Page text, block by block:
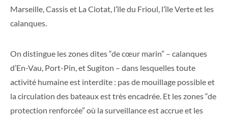
Marseille, Cassis et La Ciotat, l’île du Frioul, l’île Verte et les
calanques.
On distingue les zones dites “de cœur marin” – calanques
d’En-Vau, Port-Pin, et Sugiton – dans lesquelles toute
activité humaine est interdite : pas de mouillage possible et
la circulation des bateaux est très encadrée. Et les zones “de
protection renforcée” où la surveillance est accrue et les